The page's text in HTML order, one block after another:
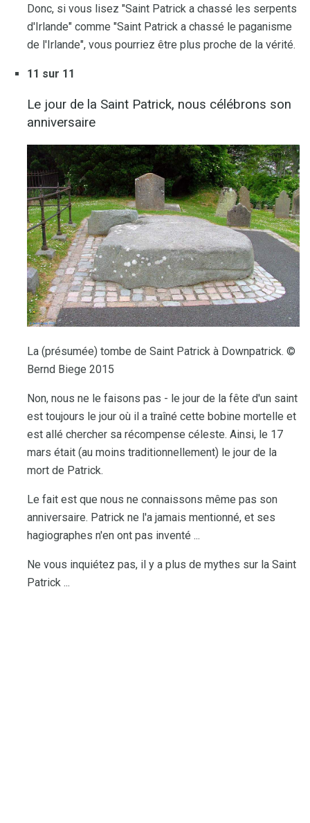
Donc, si vous lisez "Saint Patrick a chassé les serpents
d'Irlande" comme "Saint Patrick a chassé le paganisme
de l'Irlande", vous pourriez être plus proche de la vérité.
11 sur 11
Le jour de la Saint Patrick, nous célébrons son
anniversaire
La (présumée) tombe de Saint Patrick à Downpatrick. ©
Bernd Biege 2015
Non, nous ne le faisons pas - le jour de la fête d'un saint
est toujours le jour où il a traîné cette bobine mortelle et
est allé chercher sa récompense céleste. Ainsi, le 17
mars était (au moins traditionnellement) le jour de la
mort de Patrick.
Le fait est que nous ne connaissons même pas son
anniversaire. Patrick ne l'a jamais mentionné, et ses
hagiographes n'en ont pas inventé ...
Ne vous inquiétez pas, il y a plus de mythes sur la Saint
Patrick ...